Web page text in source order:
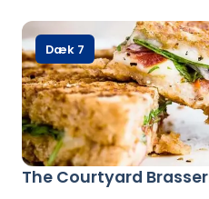
The Courtyard
Dæk 7